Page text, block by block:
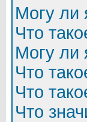
Могу ли
Что
Могу ли
Что
Что
Что